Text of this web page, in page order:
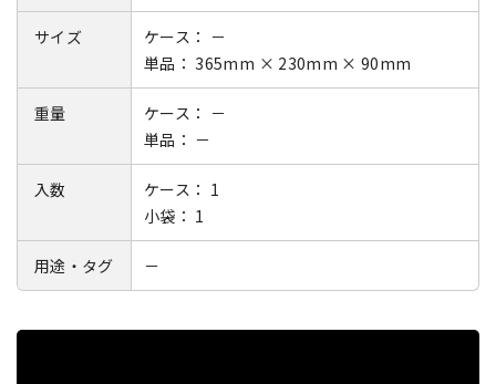
サイズ
ケース： －
単品： 365mm × 230mm × 90mm
重量
ケース： －
単品： －
入数
ケース： 1
小袋： 1
用途・タグ －